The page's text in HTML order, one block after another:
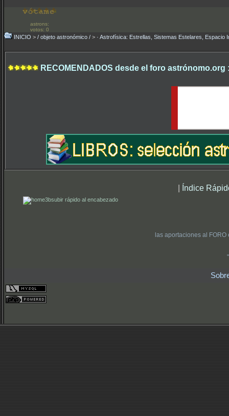
astrons:
votos: 0
INICIO > / objeto astronómico / > · Astrofísica: Estrellas, Sistemas Estelares, Espacio
RECOMENDADOS desde el foro astrónomo.org
| Índice
subir rápido al encabezado
las aportaciones al